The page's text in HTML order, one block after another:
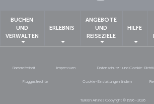
BUCHEN
UND
VERWALTEN
ERLEBNIS
ANGEBOTE
UND
REISEZIELE
HILFE
Barrierefreiheit Impressum Datenschutz- und Cookie-
Fluggastrechte Cookie-Einstellungen ändern
Turkish Airlines Copyright © 1996–2026